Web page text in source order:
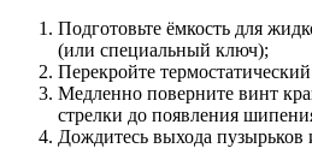
Подготовьте ёмкость для
(или специальный ключ);
Перекройте
Медленно поверните винт
стрелки до появления
Дождитесь выхода пузырьков